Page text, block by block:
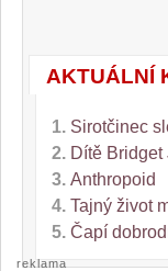
AKTUÁLNÍ
1. Sirotčinec
2. Dítě Bridget
3. Anthropoid
4.Tajný život
5.Čapí
reklama